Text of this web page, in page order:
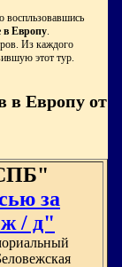
воспльзовавшись
в Европу.
Из каждого
этот тур.
в Европу от
за
ж / д"